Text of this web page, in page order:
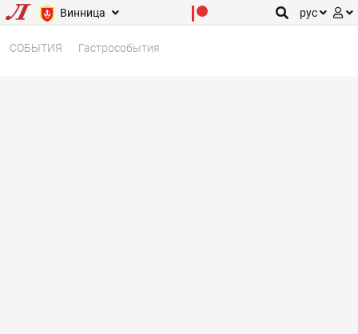
Винница рус
СОБЫТИЯ Гастрособытия